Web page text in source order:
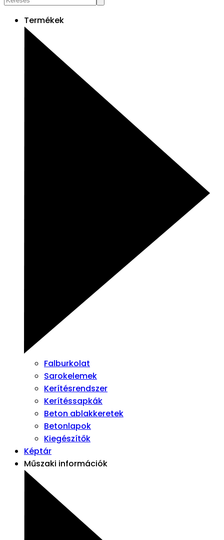
Termékek
Falburkolat
Sarokelemek
Kerítésrendszer
Kerítéssapkák
Beton ablakkeretek
Betonlapok
Kiegészítők
Képtár
Műszaki információk